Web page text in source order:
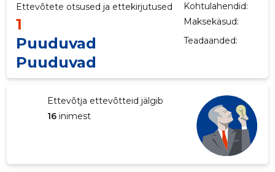
Ettevõtete otsused ja ettekirjutused Kohtulahendid:
1 Maksekäsud:
Puuduvad Teadaanded:
Puuduvad
Ettevõtja ettevõtteid jälgib
16 inimest